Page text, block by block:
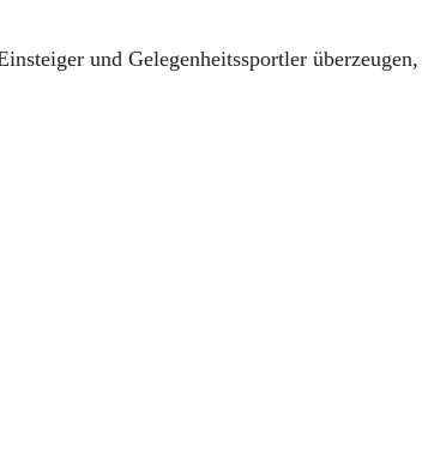
und Gelegenheitssportler